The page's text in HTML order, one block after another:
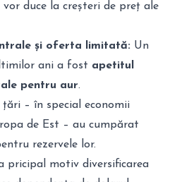
duce la creșteri de preț ale
și oferta limitată: Un
ani a fost apetitul
pentru aur.
– în special economii
de Est – au cumpărat
rezervele lor.
pricipal motiv diversificarea